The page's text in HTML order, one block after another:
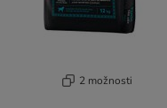
2 možnosti